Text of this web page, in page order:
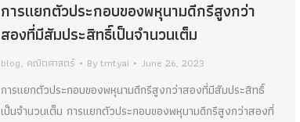
การแยกตัวประกอบของพหุนามดีกรีสูงกว่า
สองที่มีสัมประสิทธิ์เป็นจำนวนเต็ม
blog, คณิตศาสตร์ Bytmtyai June 26, 2023
การแยกตัวประกอบของพหุนามดีกรีสูงกว่าสองที่มีสัมประสิทธิ์
เป็นจำนวนเต็ม การแยกตัวประกอบของพหุนามดีกรีสูงกว่าสองที่